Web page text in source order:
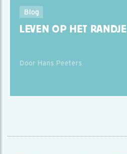
Blog
LEVEN OP HET RANDJE
Door Hans Peeters